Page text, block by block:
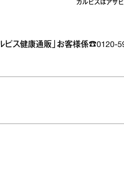
カルピスはアサ
ルピス健康通販」お客様係☎0120-